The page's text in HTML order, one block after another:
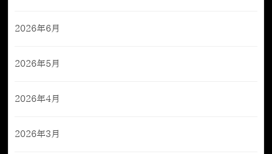
2026年6月
2026年5月
2026年4月
2026年3月